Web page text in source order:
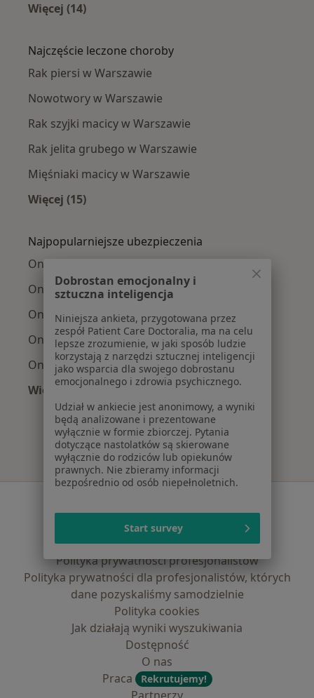
Więcej (14)
Najczęście leczone choroby
Rak piersi w Warszawie
Nowotwory w Warszawie
Rak szyjki macicy w Warszawie
Rak jelita grubego w Warszawie
Mięśniaki macicy w Warszawie
Więcej (15)
Najpopularniejsze ubezpieczenia
Onkolodzy z Medicover w Warszawie
Onkolodzy z Allianz w Warszawie
Onkolodzy z INTER Polska w Warszawie
Onkolodzy z Signal Iduna w Warszawie
Onkolodzy z Compensa w Warszawie
Więcej (9)
Więcej w kategorii: Najpopularniejsze
Regulamin
Polityka prywatności pacjentów
Polityka prywatności profesjonalistów
Polityka prywatności dla profesjonalistów, których
dane pozyskaliśmy samodzielnie
Polityka cookies
Jak działają wyniki wyszukiwania
Dostępność
O nas
Praca
Rekrutujemy!
Dobrostan emocjonalny i
sztuczna inteligencja
Niniejsza ankieta, przygotowana przez
zespół Patient Care Doctoralia, ma na celu
lepsze zrozumienie, w jaki sposób ludzie
korzystają z narzędzi sztucznej inteligencji
jako wsparcia dla swojego dobrostanu
emocjonalnego i zdrowia psychicznego.
Udział w ankiecie jest anonimowy, a wyniki
będą analizowane i prezentowane
wyłącznie w formie zbiorczej. Pytania
dotyczące nastolatków są skierowane
wyłącznie do rodziców lub opiekunów
prawnych. Nie zbieramy informacji
bezpośrednio od osób niepełnoletnich.
Start survey